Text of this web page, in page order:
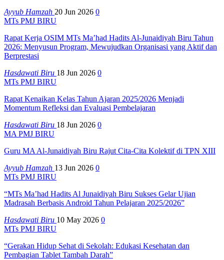
Ayyub Hamzah 20 Jun 2026 0
MTs PMJ BIRU
Rapat Kerja OSIM MTs Ma’had Hadits Al-Junaidiyah Biru Tahun
2026: Menyusun Program, Mewujudkan Organisasi yang Aktif dan
Berprestasi
Hasdawati Biru 18 Jun 2026 0
MTs PMJ BIRU
Rapat Kenaikan Kelas Tahun Ajaran 2025/2026 Menjadi
Momentum Refleksi dan Evaluasi Pembelajaran
Hasdawati Biru 18 Jun 2026 0
MA PMJ BIRU
Guru MA Al-Junaidiyah Biru Rajut Cita-Cita Kolektif di TPN XIII
Ayyub Hamzah 13 Jun 2026 0
MTs PMJ BIRU
“MTs Ma’had Hadits Al Junaidiyah Biru Sukses Gelar Ujian
Madrasah Berbasis Android Tahun Pelajaran 2025/2026”
Hasdawati Biru 10 May 2026 0
MTs PMJ BIRU
“Gerakan Hidup Sehat di Sekolah: Edukasi Kesehatan dan
Pembagian Tablet Tambah Darah”